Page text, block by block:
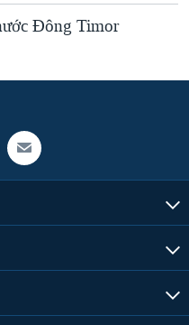
Ðông Timor